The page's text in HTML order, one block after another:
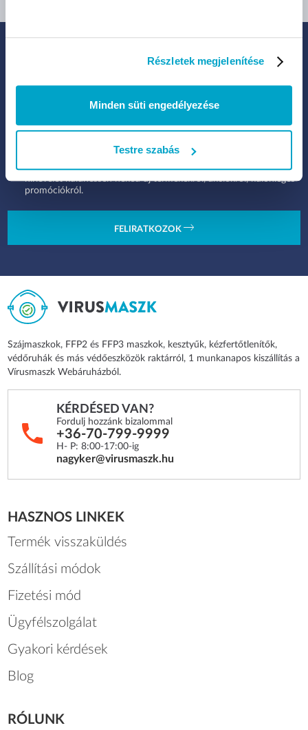
Részletek megjelenítése
Minden süti engedélyezése
Testre szabás
IRATKOZZ FEL HÍRLEVELÜNKRE:
Kattints ide, ha hozzájárulsz ahhoz, hogy a Legal Beauty Kft.
hírlevelet küldhessen neked új termékekről, akciókról, különleges
promóciókról.
FELIRATKOZOK
Szájmaszkok, FFP2 és FFP3 maszkok, kesztyűk, kézfertőtlenítők,
védőruhák és más védőeszközök raktárról, 1 munkanapos kiszállítás a
Vírusmaszk Webáruházból.
KÉRDÉSED VAN?
Fordulj hozzánk bizalommal
+36-70-799-9999
H- P: 8:00-17:00-ig
nagyker@virusmaszk.hu
HASZNOS LINKEK
Termék visszaküldés
Szállítási módok
Fizetési mód
Ügyfélszolgálat
Gyakori kérdések
Blog
RÓLUNK